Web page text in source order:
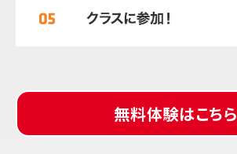
無料体験はこちら